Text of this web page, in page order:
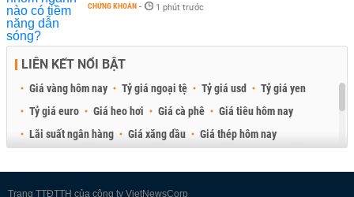
CHỨNG KHOÁN - 1 phút trước
LIÊN KẾT NỔI BẬT
Giá vàng hôm nay Tỷ giá ngoại tệ Tỷ giá usd
Tỷ giá yen
Tỷ giá euro
Giá heo hơi Giá cà phê
Giá tiêu hôm nay
Lãi suất ngân hàng
Giá xăng dầu
Giá thép hôm nay
Trang TTĐTTH của công ty VietNewsCorp